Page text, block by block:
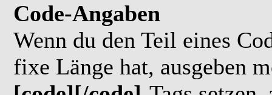
Code-Angaben
Wenn du den Teil eines
fixe Länge hat, ausgeben